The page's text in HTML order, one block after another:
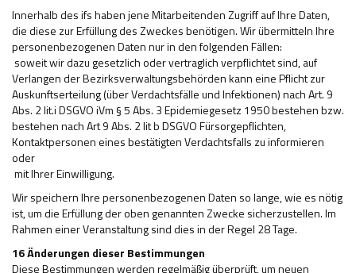
Innerhalb des ifs haben jene Mitarbeitenden Zugriff auf Ihre Daten,
die diese zur Erfüllung des Zweckes benötigen. Wir übermitteln Ihre
personenbezogenen Daten nur in den folgenden Fällen:
­ soweit wir dazu gesetzlich oder vertraglich verpflichtet sind, auf
Verlangen der Bezirksverwaltungsbehörden kann eine Pflicht zur
Auskunftserteilung (über Verdachtsfälle und Infektionen) nach Art. 9
Abs. 2 lit.i DSGVO iVm § 5 Abs. 3 Epidemiegesetz 1950 bestehen bzw.
bestehen nach Art 9 Abs. 2 lit b DSGVO Fürsorgepflichten,
Kontaktpersonen eines bestätigten Verdachtsfalls zu informieren
oder
­ mit Ihrer Einwilligung.
Wir speichern Ihre personenbezogenen Daten so lange, wie es nötig
ist, um die Erfüllung der oben genannten Zwecke sicherzustellen. Im
Rahmen einer Veranstaltung sind dies in der Regel 28 Tage.
16 Änderungen dieser Bestimmungen
Diese Bestimmungen werden regelmäßig überprüft, um neuen